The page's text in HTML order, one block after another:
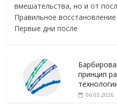
вмешательства, но и от
Правильное
Первые дни после
принцип
06.03.2026